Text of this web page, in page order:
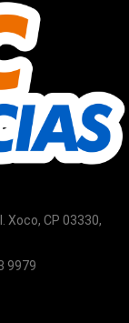
Xoco, CP 03330,
9979